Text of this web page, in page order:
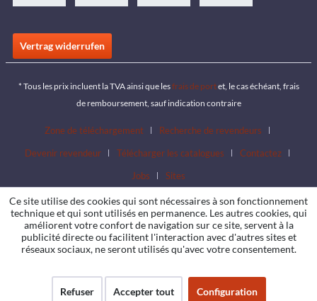
Vertrag widerrufen
* Tous les prix incluent la TVA ainsi que lesfrais de portet, le cas échéant, frais
de remboursement, sauf indication contraire
Zone de téléchargement
Recherche de revendeurs
Devenir revendeur
Télécharger les catalogues
Contactez
Jobs
Sites
Ce site utilise des cookies qui sont nécessaires à son fonctionnement
technique et qui sont utilisés en permanence. Les autres cookies, qui
améliorent votre confort de navigation sur ce site, servent à la
publicité directe ou facilitent l'interaction avec d'autres sites et
réseaux sociaux, ne seront utilisés qu'avec votre consentement.
Refuser Accepter tout Configuration